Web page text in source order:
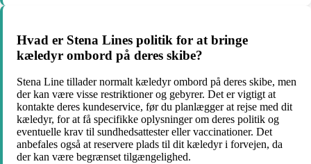
Hvad er Stena Lines politik for at bringe
kæledyr ombord på deres skibe?
Stena Line tillader normalt kæledyr ombord på deres skibe, men
der kan være visse restriktioner og gebyrer. Det er vigtigt at
kontakte deres kundeservice, før du planlægger at rejse med dit
kæledyr, for at få specifikke oplysninger om deres politik og
eventuelle krav til sundhedsattester eller vaccinationer. Det
anbefales også at reservere plads til dit kæledyr i forvejen, da
der kan være begrænset tilgængelighed.